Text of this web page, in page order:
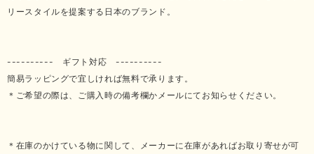
リースタイルを提案する日本のブランド。
---------- ギフト対応 ----------
簡易ラッピングで宜しければ無料で承ります。
＊ご希望の際は、ご購入時の備考欄かメールにてお知らせください。
＊在庫のかけている物に関して、メーカーに在庫があればお取り寄せが可